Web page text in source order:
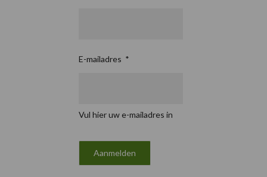
E-mailadres *
Vul hier uw e-mailadres in